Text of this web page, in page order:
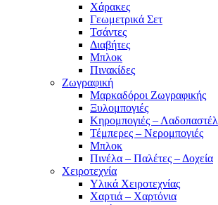
Χάρακες
Γεωμετρικά Σετ
Τσάντες
Διαβήτες
Μπλοκ
Πινακίδες
Ζωγραφική
Μαρκαδόροι Ζωγραφικής
Ξυλομπογιές
Κηρομπογιές – Λαδοπαστέλ
Τέμπερες – Νερομπογιές
Μπλοκ
Πινέλα – Παλέτες – Δοχεία
Χειροτεχνία
Υλικά Χειροτεχνίας
Χαρτιά – Χαρτόνια